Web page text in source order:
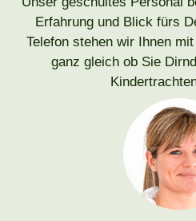
Erfahrung und Blick fürs
Telefon stehen wir Ihnen
ganz gleich ob Sie